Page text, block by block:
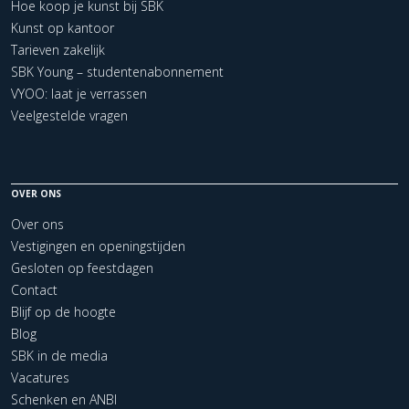
Hoe koop je kunst bij SBK
Kunst op kantoor
Tarieven zakelijk
SBK Young – studentenabonnement
VYOO: laat je verrassen
Veelgestelde vragen
OVER ONS
Over ons
Vestigingen en openingstijden
Gesloten op feestdagen
Contact
Blijf op de hoogte
Blog
SBK in de media
Vacatures
Schenken en ANBI